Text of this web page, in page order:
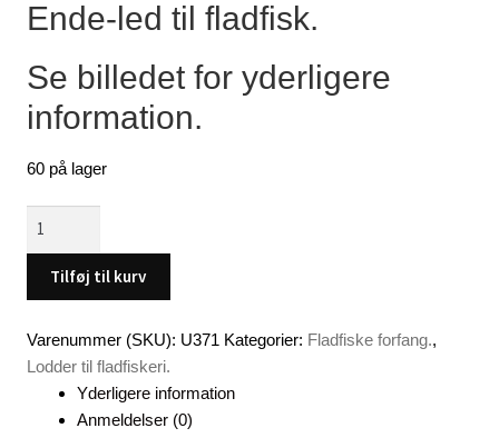
Ende-led til fladfisk.
Se billedet for yderligere
information.
60 på lager
ende
led
antal
Tilføj til kurv
Varenummer (SKU): U371 Kategorier: Fladfiske forfang.,
Lodder til fladfiskeri.
Yderligere information
Anmeldelser (0)